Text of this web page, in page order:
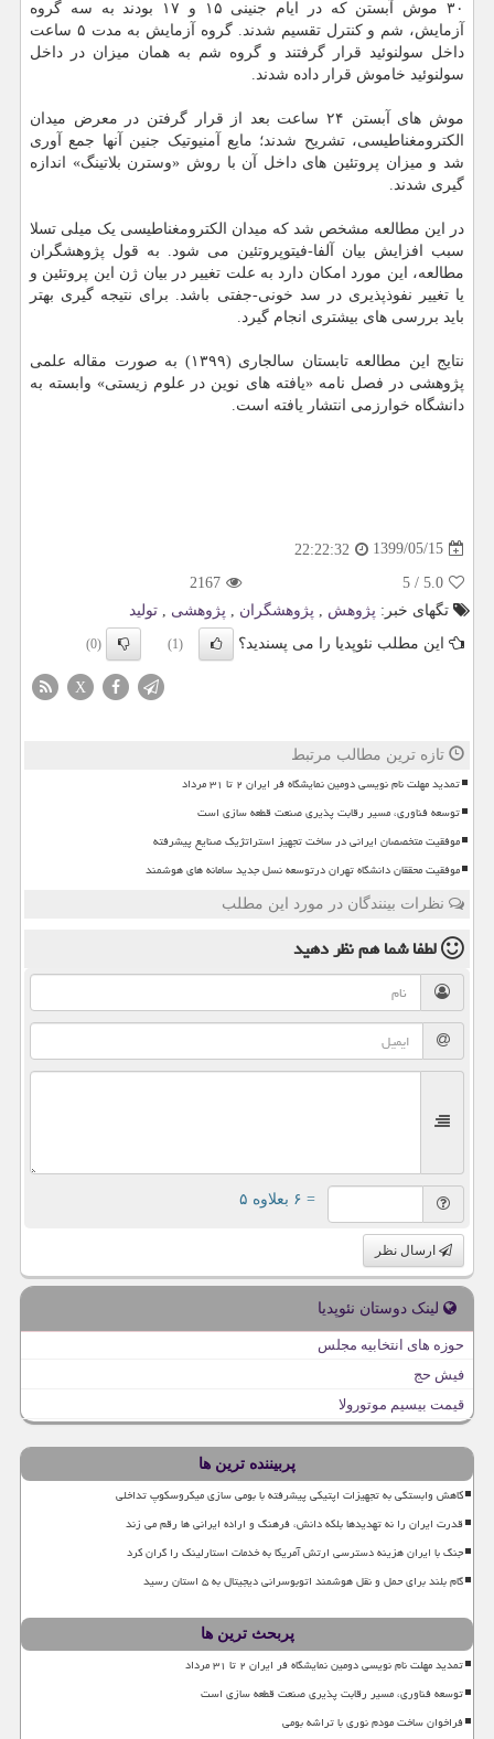
۳۰ موش آبستن که در ایام جنینی ۱۵ و ۱۷ بودند به سه گروه
آزمایش، شم و کنترل تقسیم شدند. گروه آزمایش به مدت ۵ ساعت
داخل سولنوئید قرار گرفتند و گروه شم به همان میزان در داخل
سولنوئید خاموش قرار داده شدند.
موش های آبستن ۲۴ ساعت بعد از قرار گرفتن در معرض میدان
الکترومغناطیسی، تشریح شدند؛ مایع آمنیوتیک جنین آنها جمع آوری
شد و میزان پروتئین های داخل آن با روش «وسترن بلاتینگ» اندازه
گیری شدند.
در این مطالعه مشخص شد که میدان الکترومغناطیسی یک میلی تسلا
سبب افزایش بیان آلفا-فیتوپروتئین می شود. به قول پژوهشگران
مطالعه، این مورد امکان دارد به علت تغییر در بیان ژن این پروتئین و
یا تغییر نفوذپذیری در سد خونی-جفتی باشد. برای نتیجه گیری بهتر
باید بررسی های بیشتری انجام گیرد.
نتایج این مطالعه تابستان سالجاری (۱۳۹۹) به صورت مقاله علمی
پژوهشی در فصل نامه «یافته های نوین در علوم زیستی» وابسته به
دانشگاه خوارزمی انتشار یافته است.
1399/05/15
22:22:32
5.0
/
5
2167
تگهای خبر: پژوهش , پژوهشگران , پژوهشی , تولید
این مطلب نئوپدیا را می پسندید؟
(1)
(0)
X
تازه ترین مطالب مرتبط
تمدید مهلت نام نویسی دومین نمایشگاه فر ایران ۲ تا ۳۱ مرداد
توسعه فناوری، مسیر رقابت پذیری صنعت قطعه سازی است
موفقیت متخصصان ایرانی در ساخت تجهیز استراتژیک صنایع پیشرفته
موفقیت محققان دانشگاه تهران درتوسعه نسل جدید سامانه های هوشمند
نظرات بینندگان در مورد این مطلب
لطفا شما همنظر دهید
= ۶ بعلاوه ۵
ارسال نظر
لینک دوستان نئوپدیا
حوزه های انتخابیه مجلس
فیش حج
قیمت بیسیم موتورولا
پربیننده ترین ها
کاهش وابستگی به تجهیزات اپتیکی پیشرفته با بومی سازی میکروسکوپ تداخلی
قدرت ایران را نه تهدیدها بلکه دانش، فرهنگ و اراده ایرانی ها رقم می زند
جنگ با ایران هزینه دسترسی ارتش آمریکا به خدمات استارلینک را گران کرد
گام بلند برای حمل و نقل هوشمند اتوبوسرانی دیجیتال به ۵ استان رسید
پربحث ترین ها
تمدید مهلت نام نویسی دومین نمایشگاه فر ایران ۲ تا ۳۱ مرداد
توسعه فناوری، مسیر رقابت پذیری صنعت قطعه سازی است
فراخوان ساخت مودم نوری با تراشه بومی